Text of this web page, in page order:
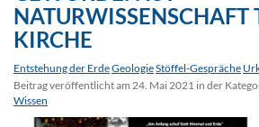
NATURWISSENSCHAFT
KIRCHE
Entstehung der ErdeGeologieStöffel-Gespräche
Beitrag veröffentlicht am 24. Mai 2021 in der
Wissen